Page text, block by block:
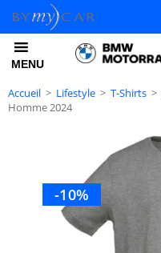
MENU
Accueil > Lifestyle > T-Shirts >
Homme 2024
-10%